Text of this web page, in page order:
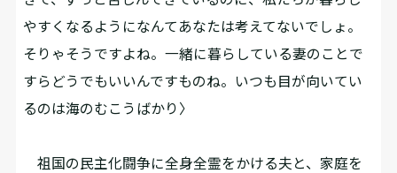
やすくなるようになんてあなたは考えてないでしょ。
そりゃそうですよね。一緒に暮らしている妻のことで
すらどうでもいいんですものね。いつも目が向いてい
るのは海のむこうばかり〉
祖国の民主化闘争に全身全霊をかける夫と、家庭を